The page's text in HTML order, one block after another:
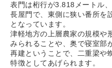
表門は桁行が3.818メートル
長屋門で、東側に狭い番所を
となっています。
津軽地方の上層農家の規模や
みられることや、奥で寝室部
再建ということで、二重梁や
特徴としてあげられます。